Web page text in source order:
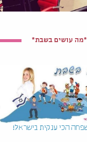
*מה עושים בשבת*
הכי ענקית בישראל!